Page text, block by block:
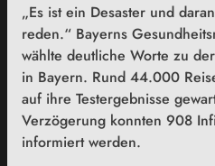
„Es ist ein Desaster und
reden.“ Bayerns
wählte deutliche Worte zu
in Bayern. Rund 44.000
auf ihre Testergebnisse
Verzögerung konnten 908
informiert werden.